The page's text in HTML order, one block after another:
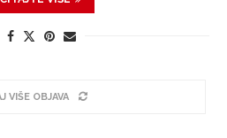
VIŠE OBJAVA